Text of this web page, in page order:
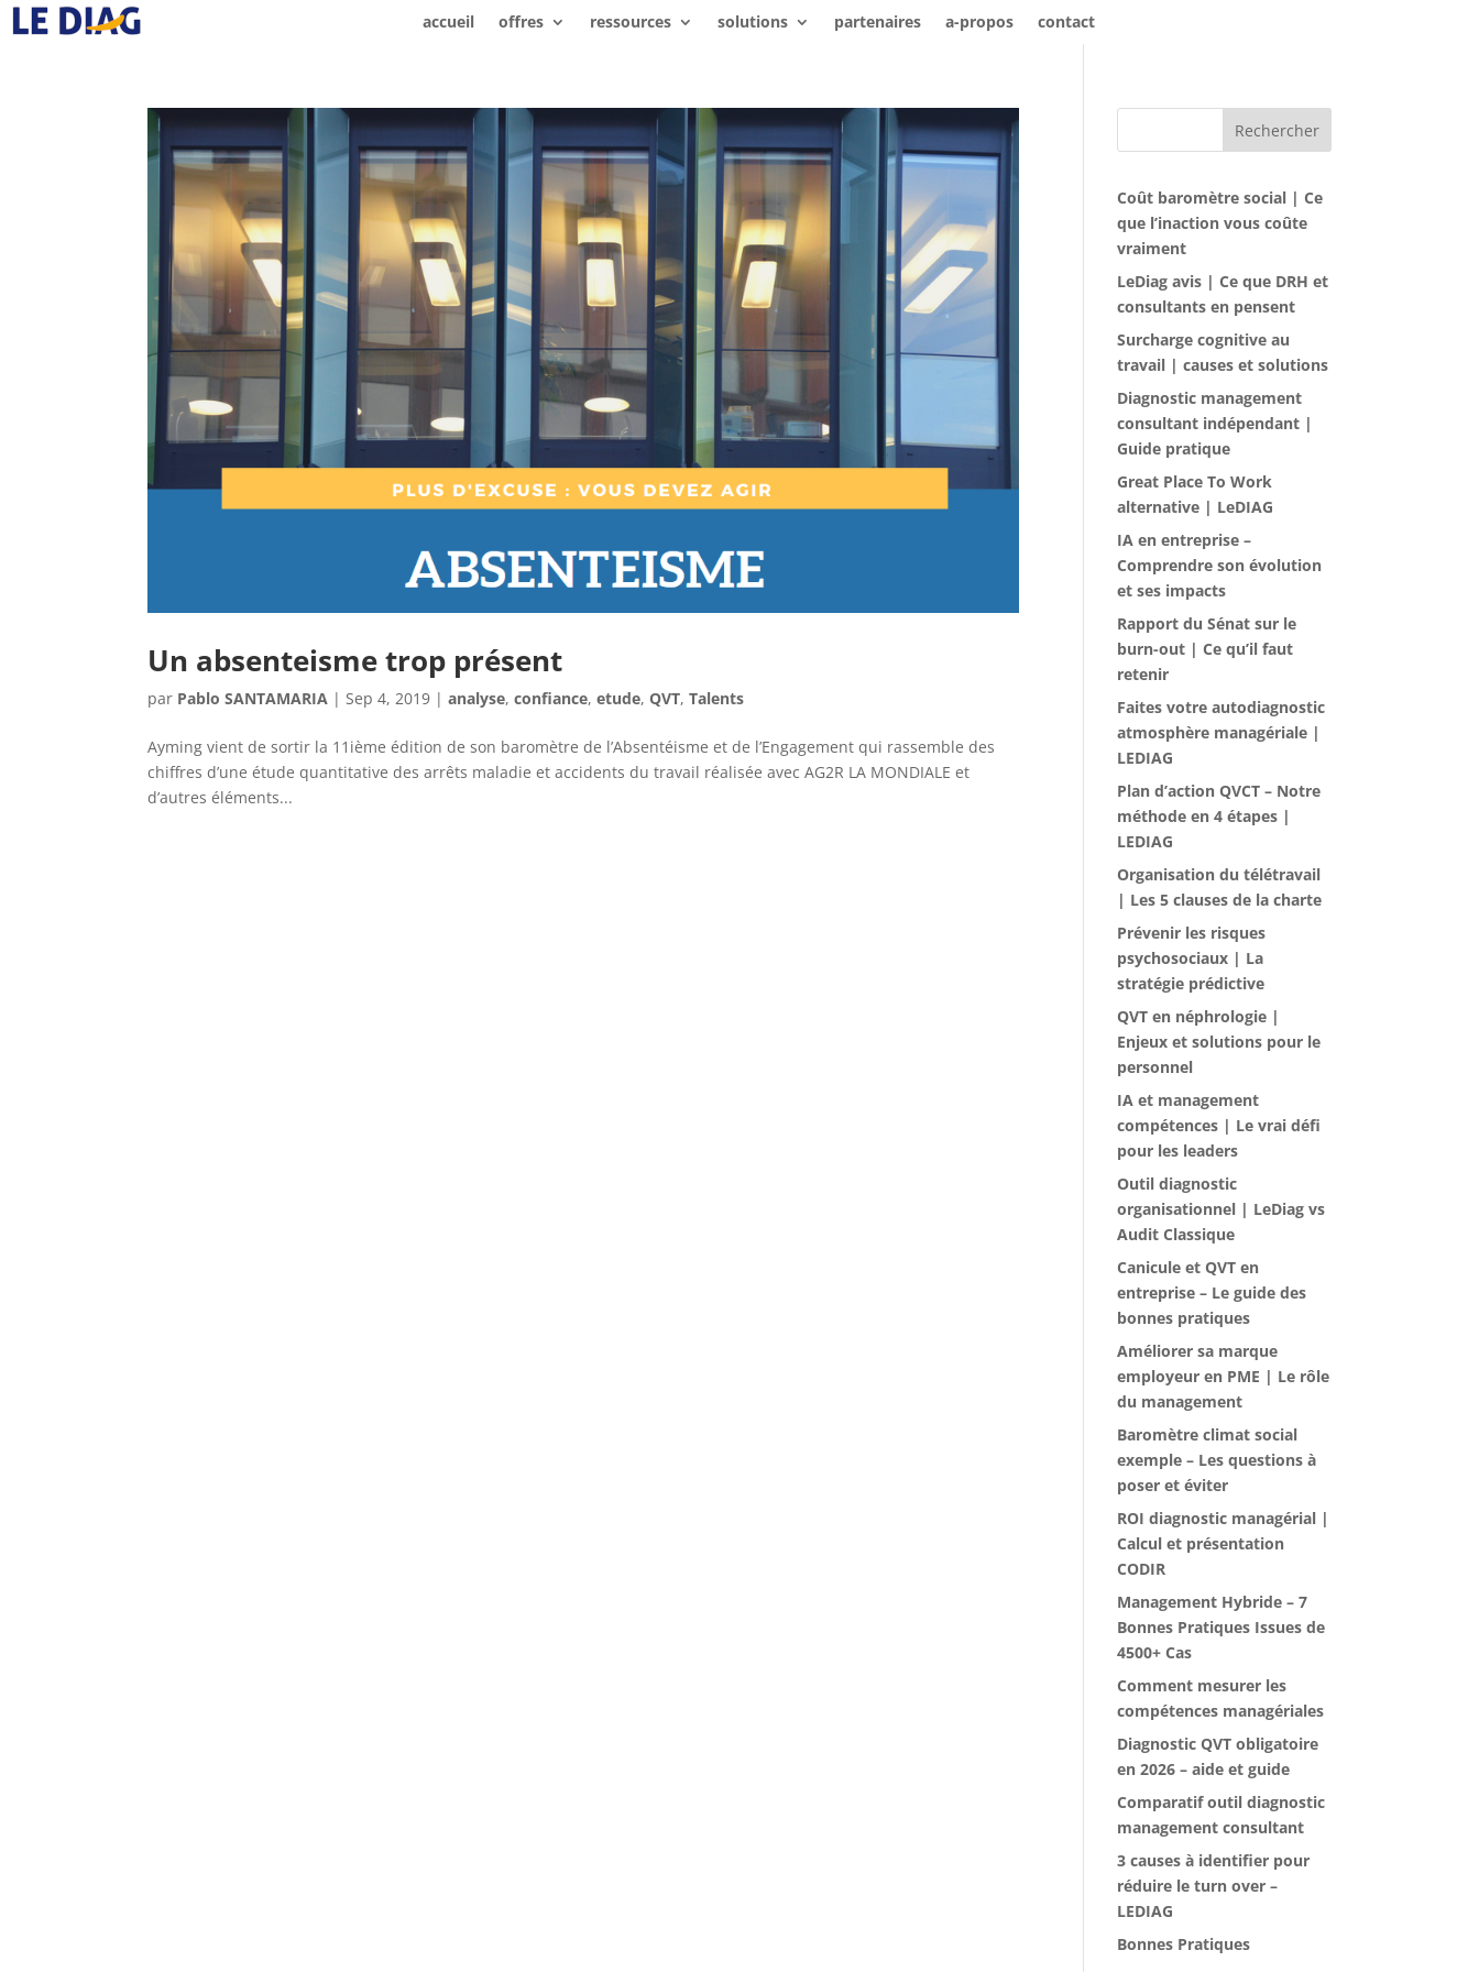
accueil offres ressources solutions partenaires a-propos contact
Un absenteisme trop présent
par Pablo SANTAMARIA |Sep 4, 2019 |analyse,confiance,etude,QVT,Talents
Ayming vient de sortir la 11ième édition de son baromètre de l’Absentéisme et de l’Engagement qui rassemble des
chiffres d’une étude quantitative des arrêts maladie et accidents du travail réalisée avec AG2R LA MONDIALE et
d’autres éléments...
Rechercher
Coût baromètre social | Ce
que l’inaction vous coûte
vraiment
LeDiag avis | Ce que DRH et
consultants en pensent
Surcharge cognitive au
travail | causes et solutions
Diagnostic management
consultant indépendant |
Guide pratique
Great Place To Work
alternative | LeDIAG
IA en entreprise –
Comprendre son évolution
et ses impacts
Rapport du Sénat sur le
burn-out | Ce qu’il faut
retenir
Faites votre autodiagnostic
atmosphère managériale |
LEDIAG
Plan d’action QVCT – Notre
méthode en 4 étapes |
LEDIAG
Organisation du télétravail
| Les 5 clauses de la charte
Prévenir les risques
psychosociaux | La
stratégie prédictive
QVT en néphrologie |
Enjeux et solutions pour le
personnel
IA et management
compétences | Le vrai défi
pour les leaders
Outil diagnostic
organisationnel | LeDiag vs
Audit Classique
Canicule et QVT en
entreprise – Le guide des
bonnes pratiques
Améliorer sa marque
employeur en PME | Le rôle
du management
Baromètre climat social
exemple – Les questions à
poser et éviter
ROI diagnostic managérial |
Calcul et présentation
CODIR
Management Hybride – 7
Bonnes Pratiques Issues de
4500+ Cas
Comment mesurer les
compétences managériales
Diagnostic QVT obligatoire
en 2026 – aide et guide
Comparatif outil diagnostic
management consultant
3 causes à identifier pour
réduire le turn over –
LEDIAG
Bonnes Pratiques